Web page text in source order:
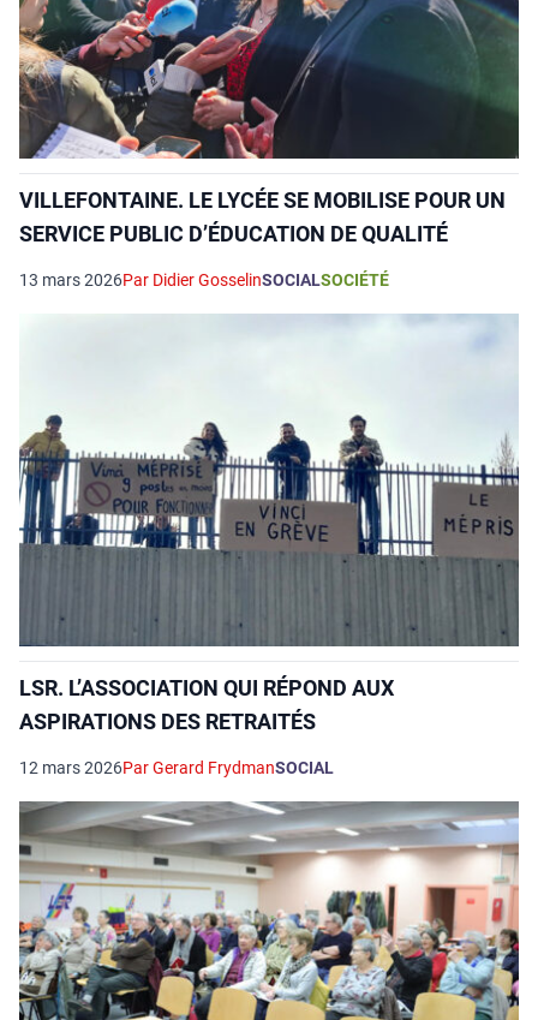
VILLEFONTAINE. LE LYCÉE SE MOBILISE POUR UN
SERVICE PUBLIC D’ÉDUCATION DE QUALITÉ
13 mars 2026Par Didier GosselinSOCIALSOCIÉTÉ
LSR. L’ASSOCIATION QUI RÉPOND AUX
ASPIRATIONS DES RETRAITÉS
12 mars 2026Par Gerard FrydmanSOCIAL